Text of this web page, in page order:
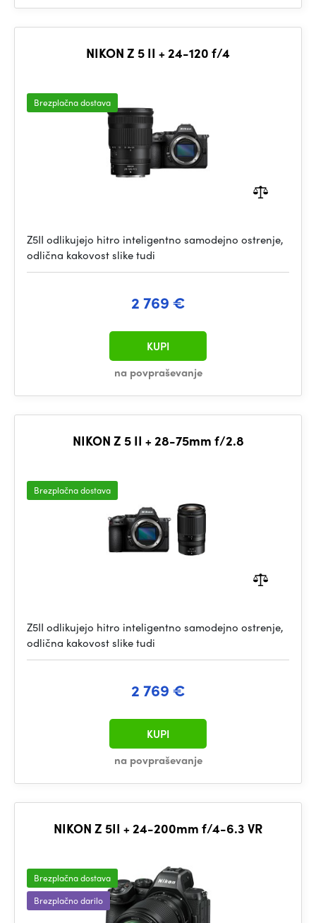
NIKON Z 5 II + 24-120 f/4
Brezplačna dostava
Z5II odlikujejo hitro inteligentno samodejno ostrenje,
odlična kakovost slike tudi
2 769 €
na povpraševanje
KUPI
NIKON Z 5 II + 28-75mm f/2.8
Brezplačna dostava
Z5II odlikujejo hitro inteligentno samodejno ostrenje,
odlična kakovost slike tudi
2 769 €
na povpraševanje
KUPI
NIKON Z 5II + 24-200mm f/4-6.3 VR
Brezplačna dostava
Brezplačno darilo